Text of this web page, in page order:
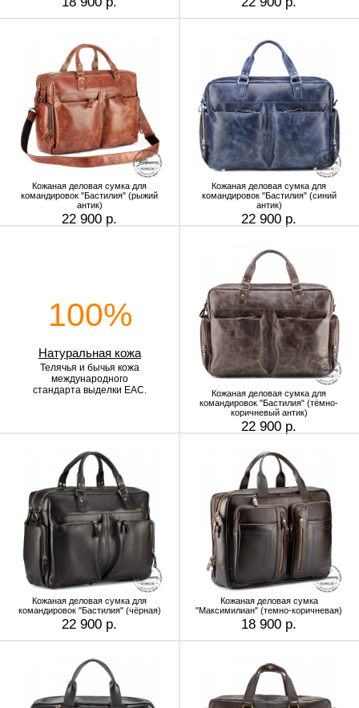
Кожаная деловая сумка для
командировок "Бастилия" (рыжий
антик)
22 900 р.
Кожаная деловая сумка для
командировок "Бастилия" (синий
антик)
22 900 р.
100%
Натуральная кожа
Телячья и бычья кожа
международного
стандарта выделки EAC.
Кожаная деловая сумка для
командировок "Бастилия" (тёмно-
коричневый антик)
22 900 р.
Кожаная деловая сумка для
командировок "Бастилия" (чёрная)
22 900 р.
Кожаная деловая сумка
"Максимилиан" (темно-коричневая)
18 900 р.